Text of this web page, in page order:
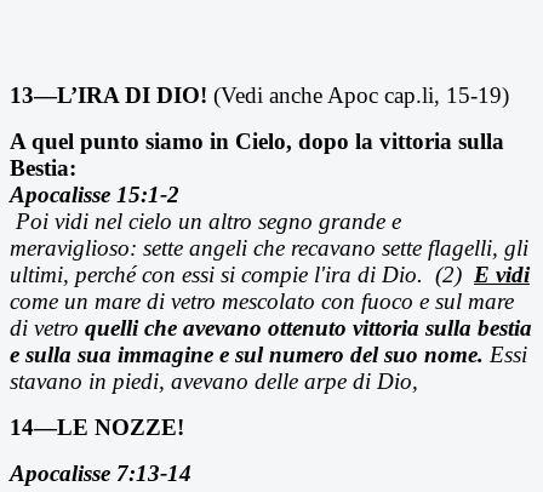
13—L’IRA DI DIO! (Vedi anche Apoc cap.li, 15-19)
A quel punto siamo in Cielo, dopo la vittoria sulla
Bestia:
Apocalisse 15:1-2
Poi vidi nel cielo un altro segno grande e
meraviglioso: sette angeli che recavano sette flagelli, gli
ultimi, perché con essi si compie l'ira di Dio. (2) E vidi
come un mare di vetro mescolato con fuoco e sul mare
di vetro quelli che avevano ottenuto vittoria sulla bestia
e sulla sua immagine e sul numero del suo nome. Essi
stavano in piedi, avevano delle arpe di Dio,
14—LE NOZZE!
Apocalisse 7:13-14